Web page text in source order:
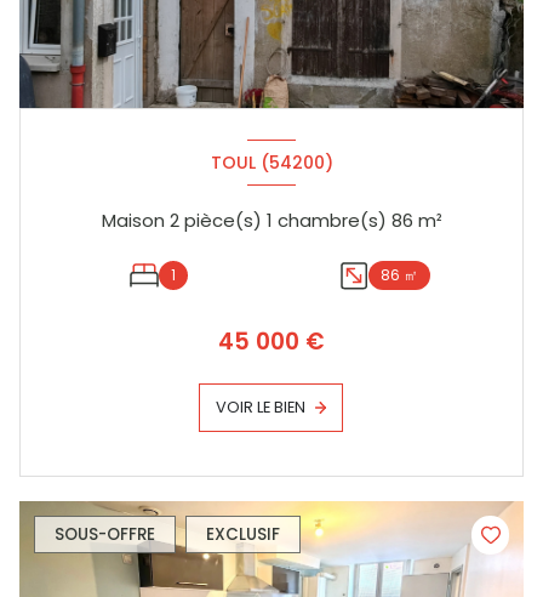
TOUL (54200)
Maison 2 pièce(s) 1 chambre(s) 86 m²
1 86 ㎡
45 000 €
VOIR LE BIEN
SOUS-OFFRE EXCLUSIF